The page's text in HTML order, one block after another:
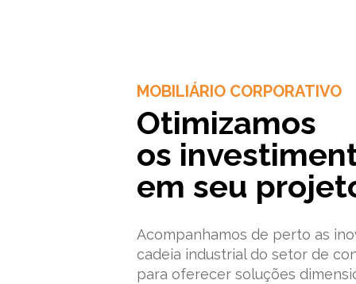
MOBILIÁRIO CORPORATIVO
Otimizamos
os
em seu
Acompanhamos de perto as
cadeia industrial do setor de
para oferecer soluções